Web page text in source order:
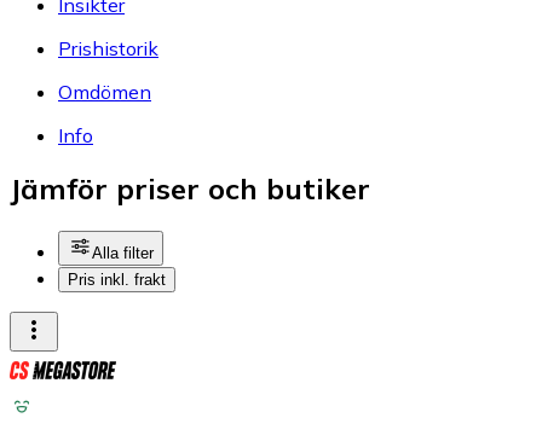
Prishistorik
Omdömen
Info
Jämför priser och butiker
Alla filter
Pris inkl. frakt